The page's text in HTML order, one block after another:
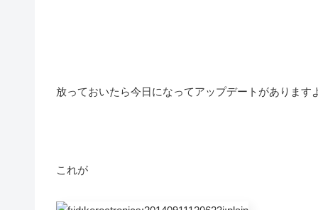
放っておいたら今日になってアップデートがあります
これが